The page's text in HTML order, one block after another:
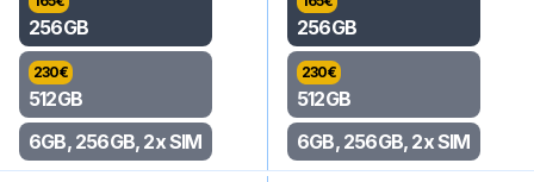
256GB
230€
512GB
6GB, 256GB, 2x SIM
256GB
230€
512GB
6GB, 256GB, 2x SIM